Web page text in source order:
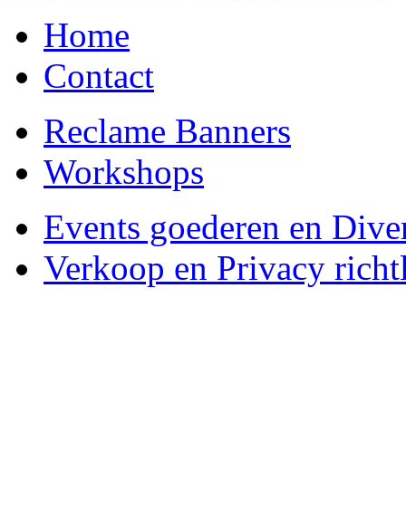
Home
Contact
Reclame Banners
Workshops
Events goederen en
Verkoop en Privacy